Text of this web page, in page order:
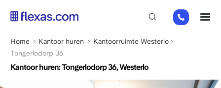
inhoud
gaan
02
808
Kruimelpad
Home Kantoor huren
Kantoorruimte Westerlo
Tongerlodorp 36
Kantoor huren: Tongerlodorp 36, Westerlo